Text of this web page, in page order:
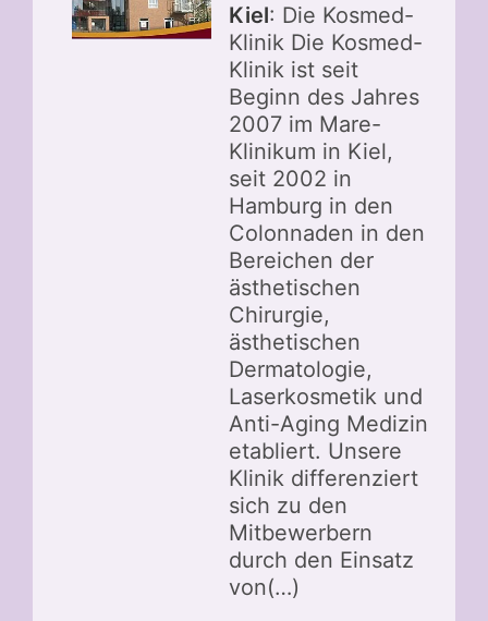
Kiel: Die Kosmed-
Klinik Die Kosmed-
Klinik ist seit
Beginn des Jahres
2007 im Mare-
Klinikum in Kiel,
seit 2002 in
Hamburg in den
Colonnaden in den
Bereichen der
ästhetischen
Chirurgie,
ästhetischen
Dermatologie,
Laserkosmetik und
Anti-Aging Medizin
etabliert. Unsere
Klinik differenziert
sich zu den
Mitbewerbern
durch den Einsatz
von(…)